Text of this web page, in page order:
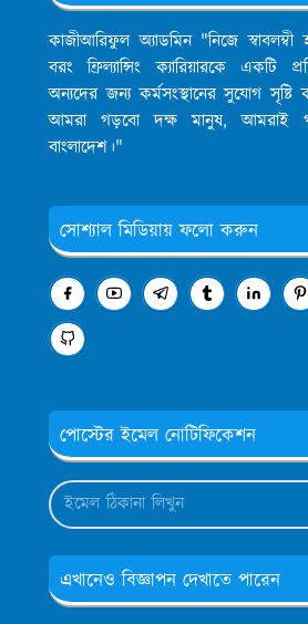
কাজীআরিফুল অ্যাডমিন "নিজে
বরং ফ্রিল্যান্সিং ক্যারিয়ারকে একটি
অন্যদের জন্য কর্মসংস্থানের সুযোগ
আমরা গড়বো দক্ষ মানুষ, আমরাই
বাংলাদেশ।"
সোশ্যাল মিডিয়ায় ফলো করুন
পোস্টের ইমেল নোটিফিকেশন
এখানেও বিজ্ঞাপন দেখাতে পারেন